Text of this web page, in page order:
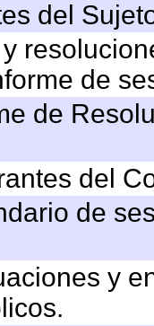
del
de
de
del
de
y